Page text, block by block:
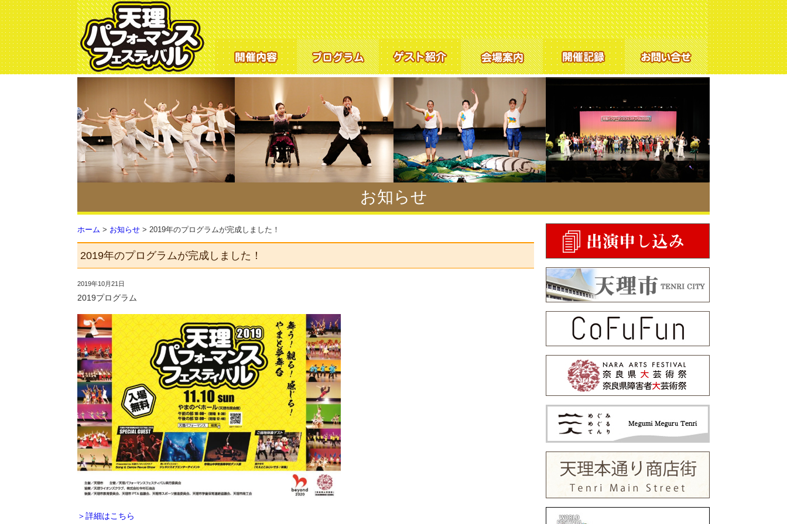
お知らせ
ホーム > お知らせ > 2019年のプログラムが完成しました！
2019年のプログラムが完成しました！
2019年10月21日
2019プログラム
＞詳細はこちら